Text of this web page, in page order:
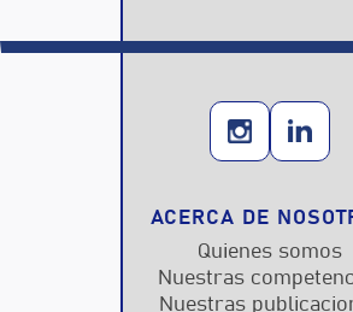
ACERCA DE
Quienes somos
Nuestras
Nuestras